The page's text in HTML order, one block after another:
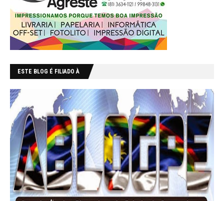
ESTE BLOG É FILIADO À